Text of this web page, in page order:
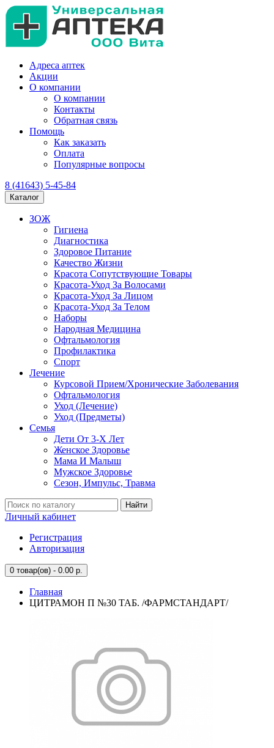
Адреса аптек
Акции
О компании
О компании
Контакты
Обратная связь
Помощь
Как заказать
Оплата
Популярные вопросы
8 (41643) 5-45-84
Каталог
ЗОЖ
Гигиена
Диагностика
Здоровое Питание
Качество Жизни
Красота Сопутствующие Товары
Красота-Уход За Волосами
Красота-Уход За Лицом
Красота-Уход За Телом
Наборы
Народная Медицина
Офтальмология
Профилактика
Спорт
Лечение
Курсовой Прием/Хронические Заболевания
Офтальмология
Уход (Лечение)
Уход (Предметы)
Семья
Дети От 3-Х Лет
Женское Здоровье
Мама И Малыш
Мужское Здоровье
Сезон, Импульс, Травма
Найти
Личный кабинет
Регистрация
Авторизация
0 товар(ов) - 0.00 р.
Главная
ЦИТРАМОН П №30 ТАБ. /ФАРМСТАНДАРТ/